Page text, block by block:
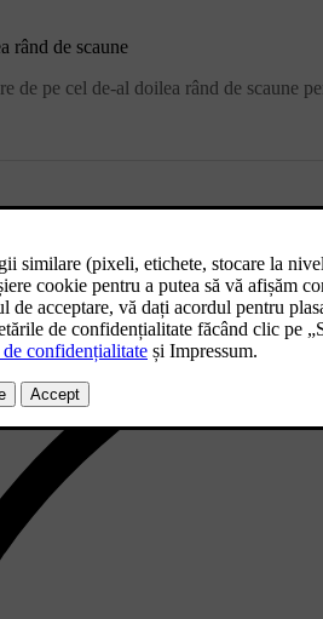
rând de scaune
de pe cel de-al doilea rând de scaune